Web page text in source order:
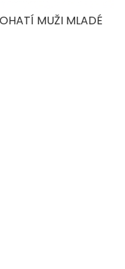
MUŽI MLADÉ